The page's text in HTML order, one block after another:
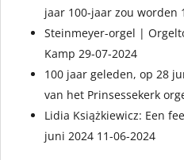
jaar 100-jaar zou worden
Steinmeyer-orgel |
Kamp 29-07-2024
100 jaar geleden, op 28
van het Prinsessekerk
Lidia Książkiewicz: Een
juni 2024 11-06-2024